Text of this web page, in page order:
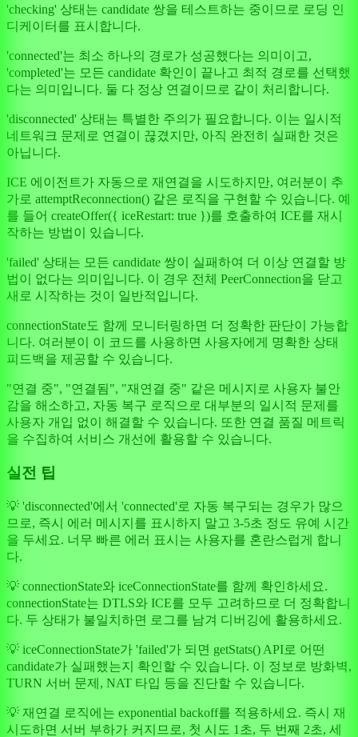
'checking' 상태는 candidate 쌍을 테스트하는 중이므로 로딩 인
디케이터를 표시합니다.
'connected'는 최소 하나의 경로가 성공했다는 의미이고,
'completed'는 모든 candidate 확인이 끝나고 최적 경로를 선택했
다는 의미입니다. 둘 다 정상 연결이므로 같이 처리합니다.
'disconnected' 상태는 특별한 주의가 필요합니다. 이는 일시적
네트워크 문제로 연결이 끊겼지만, 아직 완전히 실패한 것은
아닙니다.
ICE 에이전트가 자동으로 재연결을 시도하지만, 여러분이 추
가로 attemptReconnection() 같은 로직을 구현할 수 있습니다. 예
를 들어 createOffer({ iceRestart: true })를 호출하여 ICE를 재시
작하는 방법이 있습니다.
'failed' 상태는 모든 candidate 쌍이 실패하여 더 이상 연결할 방
법이 없다는 의미입니다. 이 경우 전체 PeerConnection을 닫고
새로 시작하는 것이 일반적입니다.
connectionState도 함께 모니터링하면 더 정확한 판단이 가능합
니다. 여러분이 이 코드를 사용하면 사용자에게 명확한 상태
피드백을 제공할 수 있습니다.
"연결 중", "연결됨", "재연결 중" 같은 메시지로 사용자 불안
감을 해소하고, 자동 복구 로직으로 대부분의 일시적 문제를
사용자 개입 없이 해결할 수 있습니다. 또한 연결 품질 메트릭
을 수집하여 서비스 개선에 활용할 수 있습니다.
실전 팁
💡 'disconnected'에서 'connected'로 자동 복구되는 경우가 많으
므로, 즉시 에러 메시지를 표시하지 말고 3-5초 정도 유예 시간
을 두세요. 너무 빠른 에러 표시는 사용자를 혼란스럽게 합니
다.
💡 connectionState와 iceConnectionState를 함께 확인하세요.
connectionState는 DTLS와 ICE를 모두 고려하므로 더 정확합니
다. 두 상태가 불일치하면 로그를 남겨 디버깅에 활용하세요.
💡 iceConnectionState가 'failed'가 되면 getStats() API로 어떤
candidate가 실패했는지 확인할 수 있습니다. 이 정보로 방화벽,
TURN 서버 문제, NAT 타입 등을 진단할 수 있습니다.
💡 재연결 로직에는 exponential backoff를 적용하세요. 즉시 재
시도하면 서버 부하가 커지므로, 첫 시도 1초, 두 번째 2초, 세